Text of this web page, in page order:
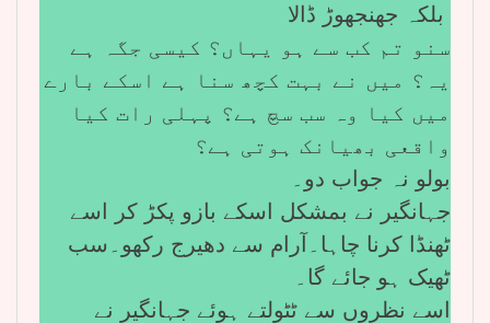
سنو تم کب سے ہو یہاں؟ کیسی جگہ ہے
یہ؟ میں نے بہت کچھ سنا ہے اسکے بارے
میں کیا وہ سب سچ ہے؟ پہلی رات کیا
واقعی بھیانک ہوتی ہے؟
بولو نہ جواب دو۔
جہانگیر نے بمشکل اسکے بازو پکڑ کر اسے
ٹھنڈا کرنا چاہا۔آرام سے دھیرج رکھو۔سب
ٹھیک ہو جائے گا۔
اسے نظروں سے ٹٹولتے ہوئے جہانگیر نے